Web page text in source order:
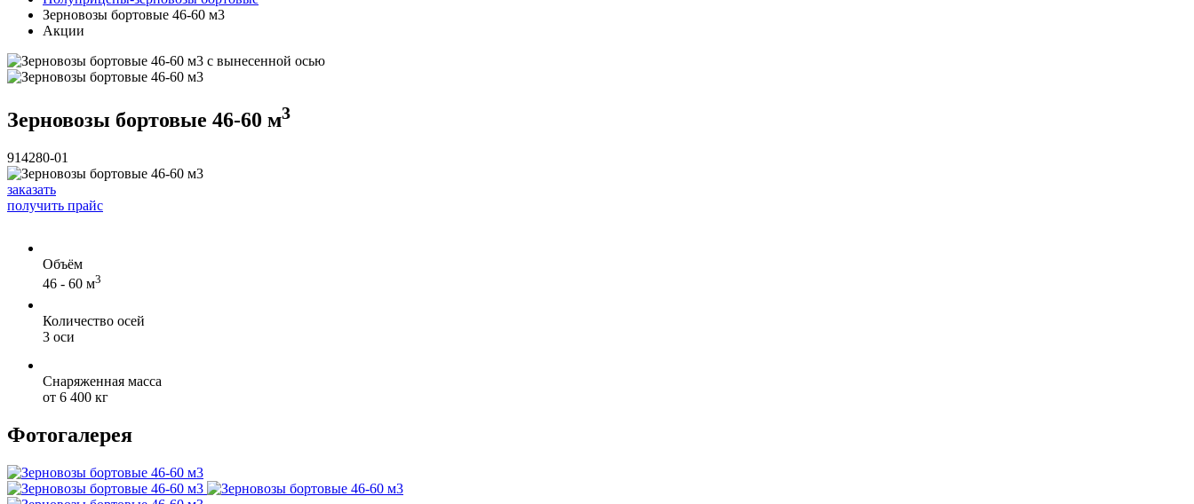
Зерновозы бортовые 46-60 м3
Акции
Зерновозы бортовые 46-60 м3
914280-01
заказать
получить прайс
Объём
46 - 60 м3
Количество осей
3 оси
Снаряженная масса
от 6 400 кг
Фотогалерея